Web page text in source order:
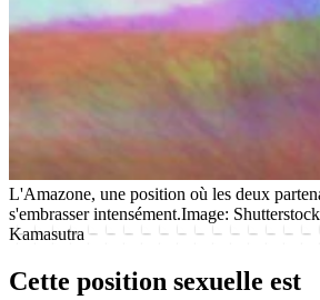
L'Amazone, une position où les deux
s'embrasser intensément.Image: Shutterstock
Kamasutra
Cette position sexuelle est